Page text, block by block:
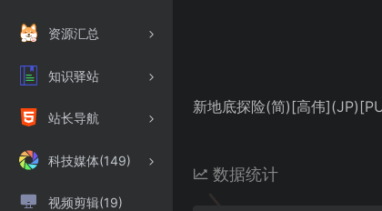
资源汇总
知识驿站
站长导航
科技媒体(149)
视频剪辑(19)
新地底探险(简)[高伟
数据统计